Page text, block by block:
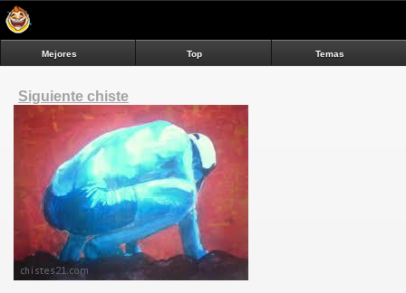
Mejores Top Temas
Siguiente chiste